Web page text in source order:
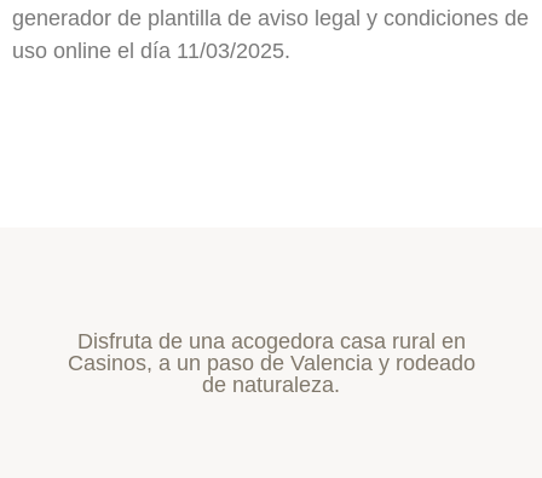
generador de plantilla de aviso legal y condiciones de
uso online el día 11/03/2025.
Disfruta de una acogedora casa rural en
Casinos, a un paso de Valencia y rodeado
de naturaleza.